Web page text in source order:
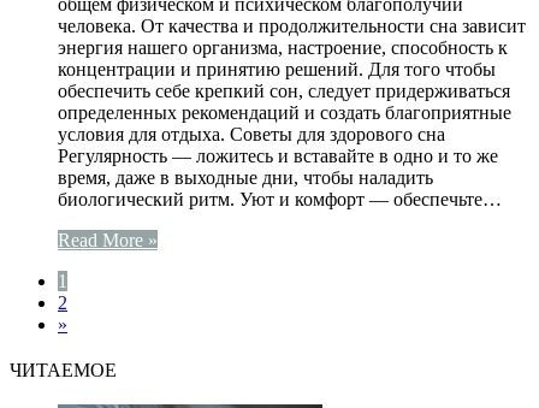
человека. От качества и продолжительности сна зависит
энергия нашего организма, настроение, способность к
концентрации и принятию решений. Для того чтобы
обеспечить себе крепкий сон, следует придерживаться
определенных рекомендаций и создать благоприятные
условия для отдыха. Советы для здорового сна
Регулярность — ложитесь и вставайте в одно и то же
время, даже в выходные дни, чтобы наладить
биологический ритм. Уют и комфорт — обеспечьте…
Read More »
1
2
»
ЧИТАЕМОЕ